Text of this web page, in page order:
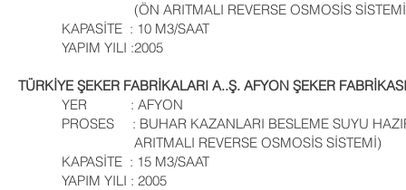
(ÖN ARITMALI REVERSE OSMOSİS
KAPASİTE : 10 M3/SAAT
YAPIM YILI :2005
TÜRKİYE ŞEKER FABRİKALARI A..Ş. AFYON ŞEKER FABRİKASI
YER : AFYON
PROSES : BUHAR KAZANLARI BESLEME SUYU
ARITMALI REVERSE OSMOSİS SİSTEMİ)
KAPASİTE : 15 M3/SAAT
YAPIM YILI : 2005